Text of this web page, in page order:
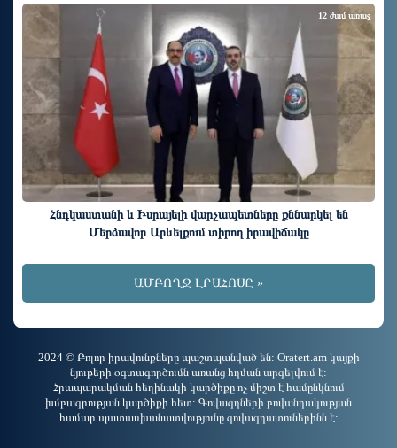
Հնդկաստանի և Իսրայելի վարչապետները քննարկել են
Մերձավոր Արևելքում տիրող իրավիճակը
12 ժամ առաջ
ԱՄԲՈՂՋ ԼՐԱՀՈՍԸ »
2024 © Բոլոր իրավունքները պաշտպանված են: Oratert.am կայքի
նյութերի օգտագործումն առանց հղման արգելվում է:
Հրապարակման հեղինակի կարծիքը ոչ միշտ է համընկնում
խմբագրության կարծիքի հետ: Գովազդների բովանդակության
համար պատասխանատվությունը գովազդատուներինն է: